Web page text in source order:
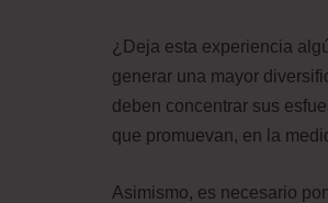
¿Deja esta experiencia
generar una mayor
deben concentrar sus
que promuevan, en la
Asimismo, es necesario